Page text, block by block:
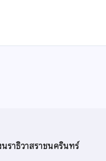
ราธิวาสราชนครินทร์